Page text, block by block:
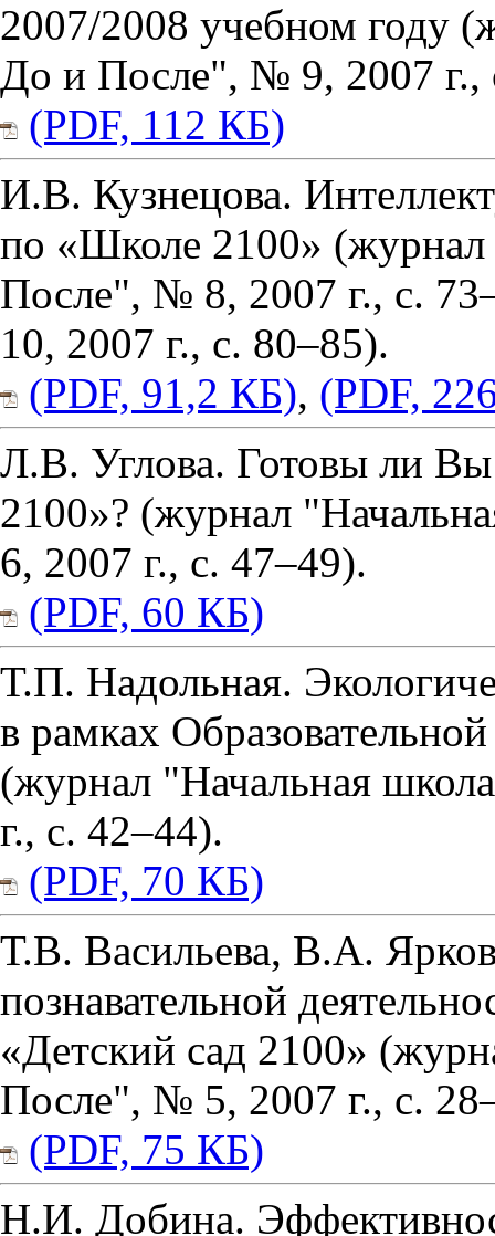
2007/2008 учебном году
До и После", № 9, 2007 г.,
(PDF, 112 КБ)
И.В. Кузнецова.
по «Школе 2100»
После", № 8, 2007 г., с.
10, 2007 г., с. 80–85).
(PDF, 91,2 КБ), (PDF,
Л.В. Углова. Готовы ли
2100»? (журнал
6, 2007 г., с. 47–49).
(PDF, 60 КБ)
Т.П. Надольная.
в рамках
(журнал "Начальная
г., с. 42–44).
(PDF, 70 КБ)
Т.В. Васильева, В.А.
познавательной
«Детский сад 2100»
После", № 5, 2007 г., с.
(PDF, 75 КБ)
Н.И. Добина.